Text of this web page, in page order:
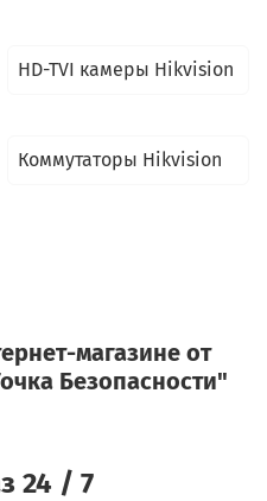
HD-TVI камеры Hikvision
Коммутаторы Hikvision
магазине от
Безопасности"
24 / 7